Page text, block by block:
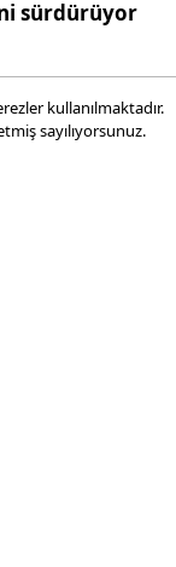
sürdürüyor
kullanılmaktadır.
sayılıyorsunuz.